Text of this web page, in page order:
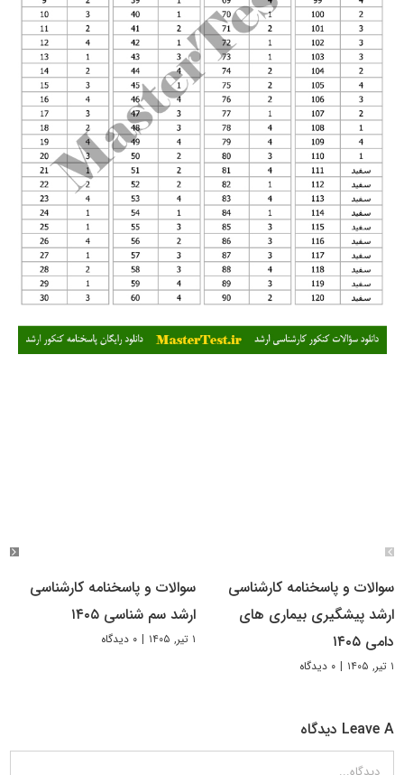
سوالات و پاسخنامه کارشناسی
ارشد پیشگیری بیماری های
دامی ۱۴۰۵
۱ تیر, ۱۴۰۵ | ۰ دیدگاه
سوالات و پاسخنامه کارشناسی
ارشد سم شناسی ۱۴۰۵
۱ تیر, ۱۴۰۵ | ۰ دیدگاه
Leave A دیدگاه
دیدگاه